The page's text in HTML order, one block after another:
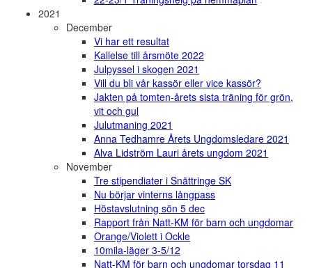
2021
December
Vi har ett resultat
Kallelse till årsmöte 2022
Julpyssel i skogen 2021
Vill du bli vår kassör eller vice kassör?
Jakten på tomten-årets sista träning för grön,
vit och gul
Julutmaning 2021
Anna Tedhamre Årets Ungdomsledare 2021
Alva Lidström Lauri årets ungdom 2021
November
Tre stipendiater i Snättringe SK
Nu börjar vinterns långpass
Höstavslutning sön 5 dec
Rapport från Natt-KM för barn och ungdomar
Orange/Violett i Ockle
10mila-läger 3-5/12
Natt-KM för barn och ungdomar torsdag 11